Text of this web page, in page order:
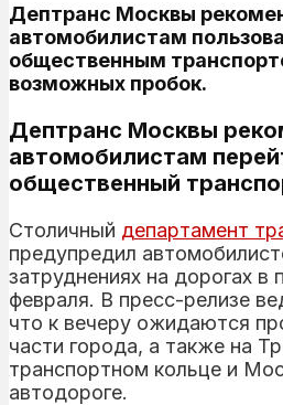
Дептранс Москвы
автомобилистам
общественным
возможных пробок.
Дептранс Москвы
автомобилистам
общественный
Столичный департамент
предупредил
затруднениях на дорогах в
февраля. В пресс-релизе
что к вечеру ожидаются
части города, а также на
транспортном кольце и
автодороге.